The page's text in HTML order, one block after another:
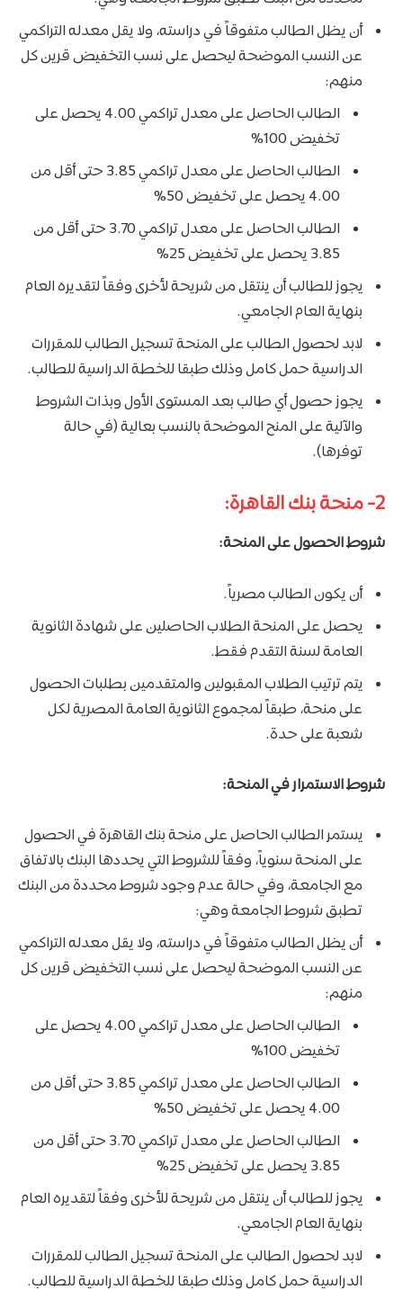
أن يظل الطالب متفوقاً في دراسته، ولا يقل معدله التراكمي
عن النسب الموضحة ليحصل على نسب التخفيض قرين كل
منهم:
الطالب الحاصل على معدل تراكمي 4.00 يحصل على
تخفيض 100%
الطالب الحاصل على معدل تراكمي 3.85 حتى أقل من
4.00 يحصل على تخفيض 50%
الطالب الحاصل على معدل تراكمي 3.70 حتى أقل من
3.85 يحصل على تخفيض 25%
يجوز للطالب أن ينتقل من شريحة لأخرى وفقاً لتقديره العام
بنهاية العام الجامعي.
لابد لحصول الطالب على المنحة تسجيل الطالب للمقررات
الدراسية حمل كامل وذلك طبقا للخطة الدراسية للطالب.
يجوز حصول أي طالب بعد المستوى الأول وبذات الشروط
والآلية على المنح الموضحة بالنسب بعالية (في حالة
توفرها).
2- منحة بنك القاهرة:
شروط الحصول على المنحة:
أن يكون الطالب مصرياً.
يحصل على المنحة الطلاب الحاصلين على شهادة الثانوية
العامة لسنة التقدم فقط.
يتم ترتيب الطلاب المقبولين والمتقدمين بطلبات الحصول
على منحة، طبقاً لمجموع الثانوية العامة المصرية لكل
شعبة على حدة.
شروط الاستمرار في المنحة:
يستمر الطالب الحاصل على منحة بنك القاهرة في الحصول
على المنحة سنوياً، وفقاً للشروط التي يحددها البنك بالاتفاق
مع الجامعة، وفي حالة عدم وجود شروط محددة من البنك
تطبق شروط الجامعة وهي:
أن يظل الطالب متفوقاً في دراسته، ولا يقل معدله التراكمي
عن النسب الموضحة ليحصل على نسب التخفيض قرين كل
منهم:
الطالب الحاصل على معدل تراكمي 4.00 يحصل على
تخفيض 100%
الطالب الحاصل على معدل تراكمي 3.85 حتى أقل من
4.00 يحصل على تخفيض 50%
الطالب الحاصل على معدل تراكمي 3.70 حتى أقل من
3.85 يحصل على تخفيض 25%
يجوز للطالب أن ينتقل من شريحة للأخرى وفقاً لتقديره العام
بنهاية العام الجامعي.
لابد لحصول الطالب على المنحة تسجيل الطالب للمقررات
الدراسية حمل كامل وذلك طبقا للخطة الدراسية للطالب.